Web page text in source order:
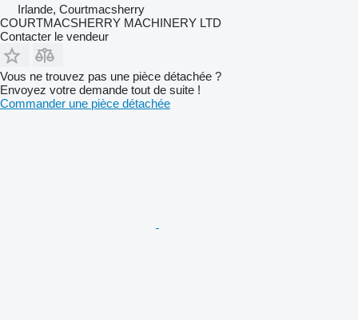
Irlande, Courtmacsherry
COURTMACSHERRY MACHINERY LTD
Contacter le vendeur
Vous ne trouvez pas une pièce détachée ?
Envoyez votre demande tout de suite !
Commander une pièce détachée